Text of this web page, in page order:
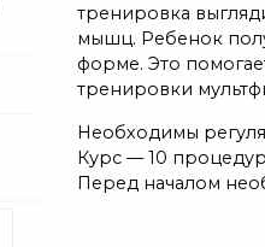
тренировка
мышц. Ребенок
форме. Это
тренировки
Необходимы
Курс — 10
Перед началом